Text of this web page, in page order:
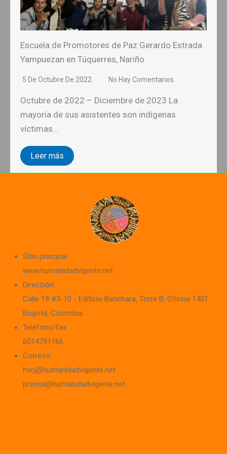
Escuela de Promotores de Paz Gerardo Estrada
Yampuezan en Túquerres, Nariño
5 De Octubre De 2022 No Hay Comentarios
Octubre de 2022 – Diciembre de 2023 La
mayoría de sus asistentes son indígenas
víctimas…
Leer más
Sitio principal:
www.humanidadvigente.net
Dirección:
Calle 19 #3-10 - Edificio Barichara, Torre B, Oficina 1401
Bogotá, Colombia
Teléfono/fax
6014791166
Correos:
hvcj@humanidadvigente.net
prensa@humanidadvigente.net